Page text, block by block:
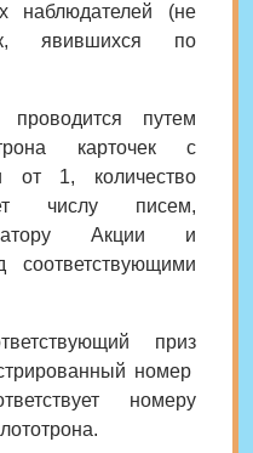
наблюдателей (не
явившихся по
путем
карточек с
от 1, количество
числу писем,
Акции и
соответствующими
приз
номер
номеру